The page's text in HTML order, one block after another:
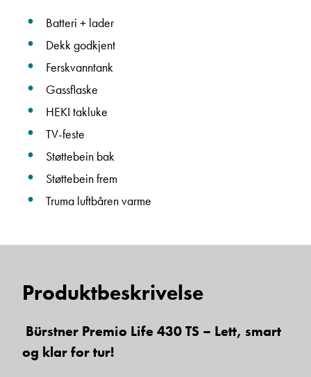
E-post
Navn
Ta kontakt
Batteri + lader
Dekk godkjent
Ferskvanntank
Gassflaske
HEKI takluke
TV-feste
Støttebein bak
Støttebein frem
Truma luftbåren varme
Produktbeskrivelse
Bürstner Premio Life 430 TS – Lett, smart
og klar for tur!